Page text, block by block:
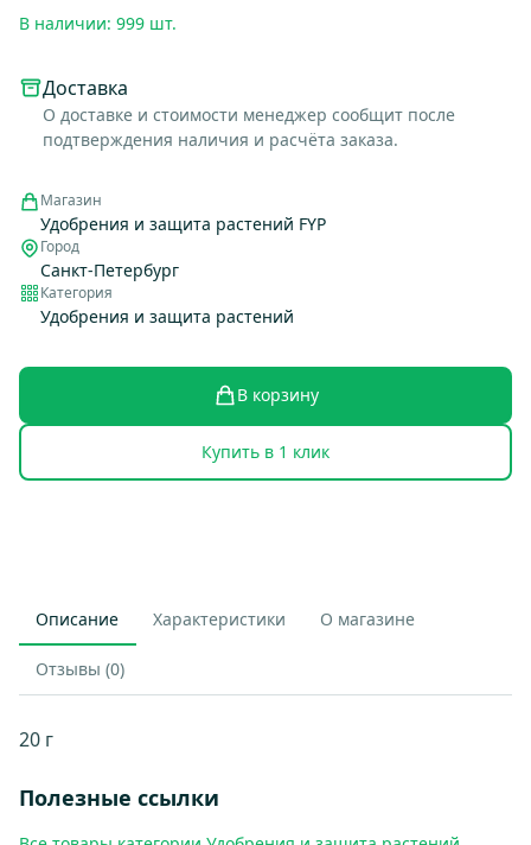
В наличии: 999 шт.
Доставка
О доставке и стоимости менеджер сообщит после
подтверждения наличия и расчёта заказа.
Магазин
Удобрения и защита растений FYP
Город
Санкт-Петербург
Категория
Удобрения и защита растений
В корзину
Купить в 1 клик
Описание Характеристики О магазине
Отзывы (0)
20 г
Полезные ссылки